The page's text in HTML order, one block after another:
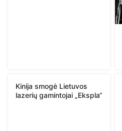
Kinija smogė Lietuvos
lazerių gamintojai „Ekspla“